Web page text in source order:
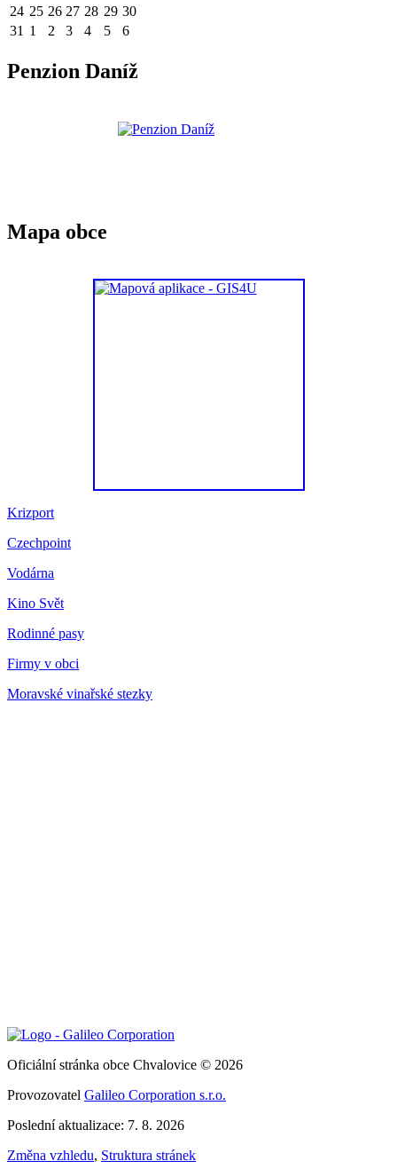
24 25 26 27 28 29 30
31 1 2 3 4 5 6
Penzion Daníž
Mapa obce
Krizport
Czechpoint
Vodárna
Kino Svět
Rodinné pasy
Firmy v obci
Moravské vinařské stezky
Oficiální stránka obce Chvalovice © 2026
Provozovatel Galileo Corporation s.r.o.
Poslední aktualizace: 7. 8. 2026
Změna vzhledu, Struktura stránek